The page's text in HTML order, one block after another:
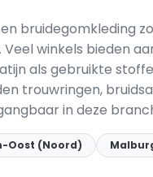
bruidegomkleding
winkels bieden
als gebruikte
trouwringen,
in deze
Oost (Noord)